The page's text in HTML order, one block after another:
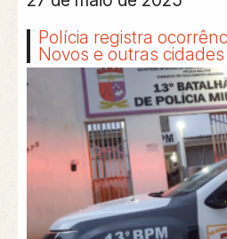
Polícia registra
Novos e outras cidades